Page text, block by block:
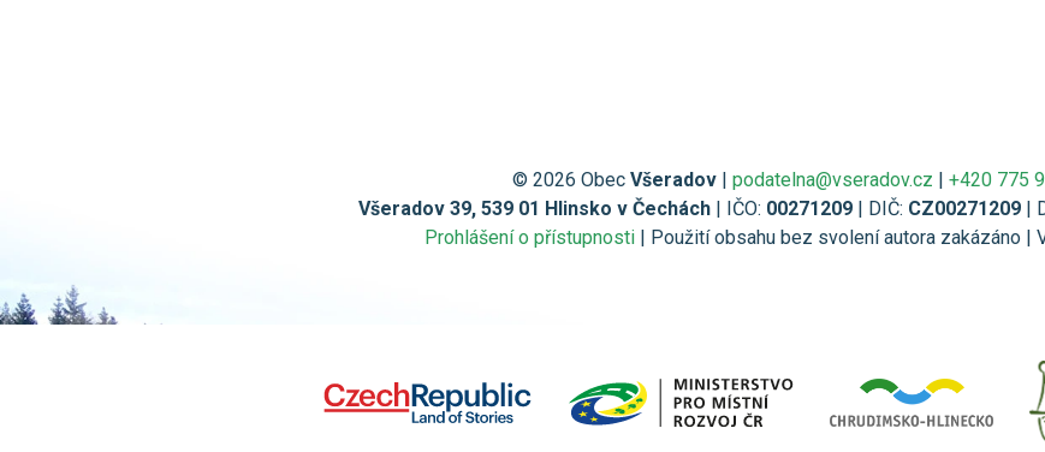
© 2026 Obec Všeradov | podatelna@vseradov.cz | +420 775
Všeradov 39, 539 01 Hlinsko v Čechách | IČO: 00271209 | DIČ: CZ00271209 |
Prohlášení o přístupnosti | Použití obsahu bez svolení autora zakázáno |